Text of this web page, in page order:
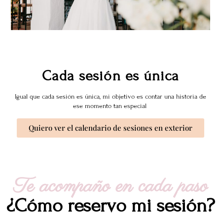
Cada sesión es única
Igual que cada sesión es única, mi objetivo es contar una historia de
ese momento tan especial
Quiero ver el calendario de sesiones en exterior
Te acompaño en cada paso
¿Cómo reservo mi sesión?